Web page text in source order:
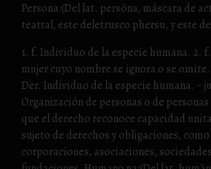
Persona:(Del lat. persōna, máscara de
teatral, este deletrusco phersu, y este
1. f. Individuo de la especie humana. 2.
mujer cuyo nombre se ignora o se
Der. Individuo de la especie humana. ~
Organización de personas o de personas
que el derecho reconoce capacidad
sujeto de derechos y obligaciones, como
corporaciones, asociaciones,